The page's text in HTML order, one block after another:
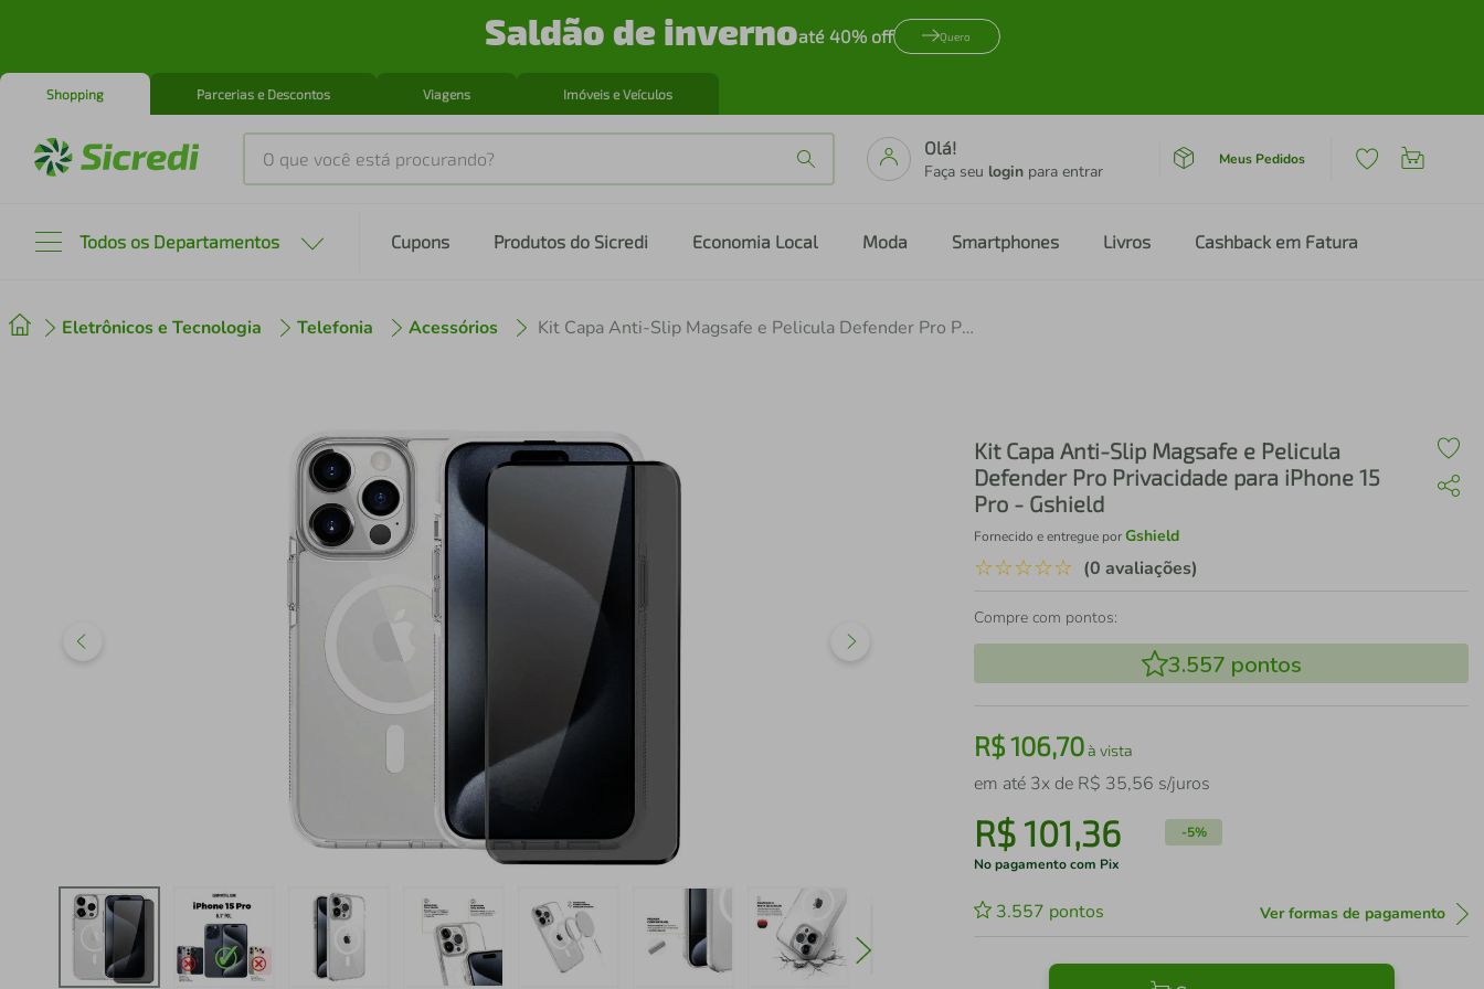
Saldão de invernoaté 40% off Quero
Shopping Parcerias e Descontos Viagens Imóveis e Veículos
O que você está procurando?
Olá!
Faça seu login para entrar
Meus Pedidos
Todos os Departamentos Cupons Produtos do Sicredi Economia Local Moda Smartphones Livros Cashback em Fatura
Eletrônicos e Tecnologia Telefonia Acessórios Kit Capa Anti-Slip Magsafe e Pelicula Defender Pro Privacidade para iPhone 15 Pro - Gshield
Kit Capa Anti-Slip Magsafe e Pelicula
Defender Pro Privacidade para iPhone 15
Pro - Gshield
Fornecido e entregue porGshield
☆☆☆☆☆ (0 avaliações)
Compre com pontos:
3.557 pontos
R$106,70à vista
em até 3x de R$ 35,56 s/juros
R$101,36 -5%
No pagamento com Pix
3.557 pontos Ver formas de pagamento
2º cafeteira
air fryer
iphone